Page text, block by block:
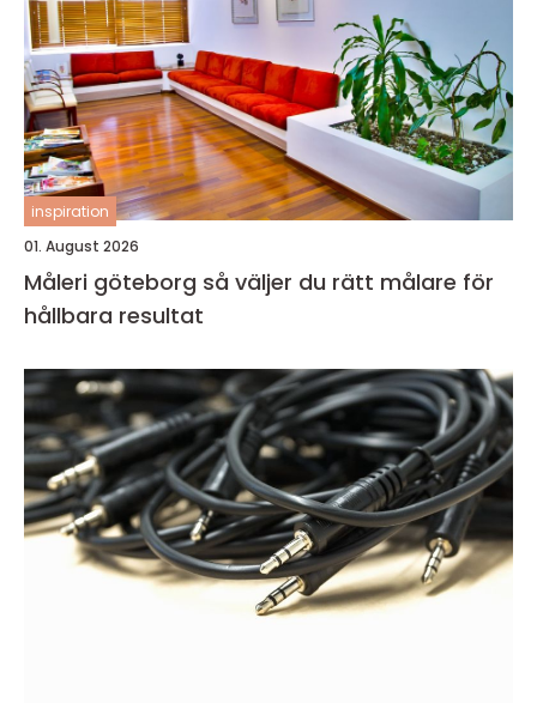
inspiration
01. August 2026
Måleri göteborg så väljer du rätt målare för
hållbara resultat